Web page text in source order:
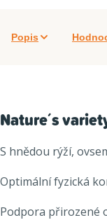
Popis
Nature´s
S hnědou rýží,
Optimální fyzická
Podpora přirozené